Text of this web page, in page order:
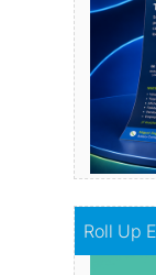
Roll Up
Comprar